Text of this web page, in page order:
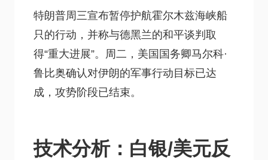
特朗普周三宣布暂停护航霍尔木兹海峡船
只的行动，并称与德黑兰的和平谈判取
得“重大进展”。周二，美国国务卿马尔科·
鲁比奥确认对伊朗的军事行动目标已达
成，攻势阶段已结束。
技术分析：白银/美元反